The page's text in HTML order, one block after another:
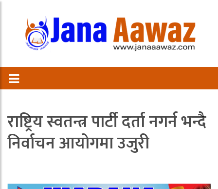
राष्ट्रिय स्वतन्त्र पार्टी दर्ता नगर्न भन्दै
निर्वाचन आयोगमा उजुरी